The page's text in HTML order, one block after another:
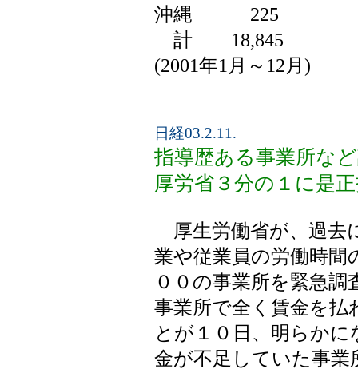
沖縄 225
計 18,845
(2001年1月～12月)
日経03.2.11.
指導歴ある事業所な
厚労省３分の１に是
厚生労働省が、過去
業や従業員の労働時間
００の事業所を緊急
事業所で全く賃金を
とが１０日、明らか
金が不足していた事業